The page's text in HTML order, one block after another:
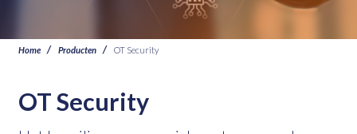
Home Producten OT Security
OT Security